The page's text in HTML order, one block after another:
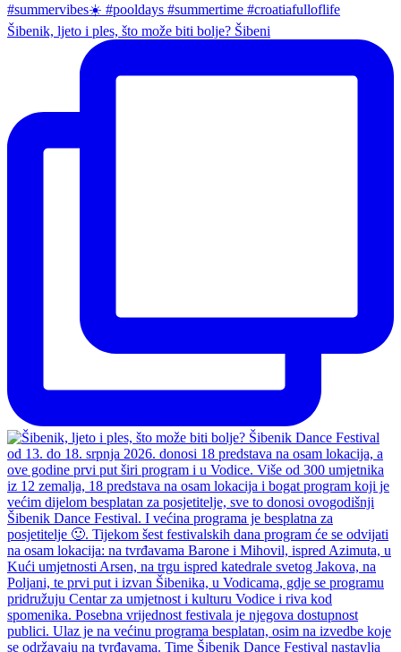
Šibenik, ljeto i ples, što može biti bolje? Šibeni